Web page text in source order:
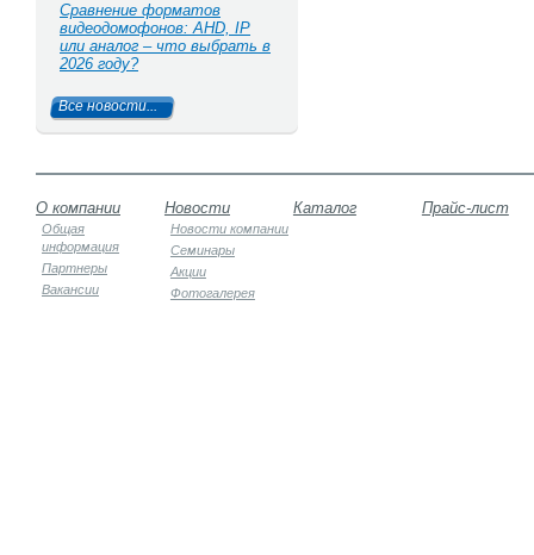
Сравнение форматов
видеодомофонов: AHD, IP
или аналог – что выбрать в
2026 году?
Все новости...
О компании
Общая
информация
Партнеры
Вакансии
Новости
Новости компании
Семинары
Акции
Фотогалерея
Каталог Прайс-лист